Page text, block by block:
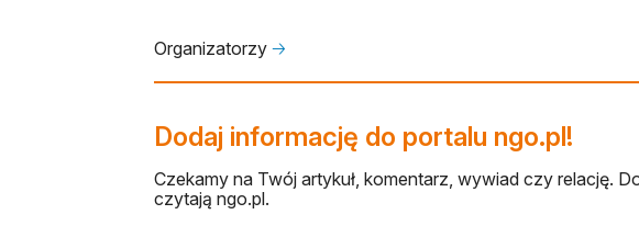
Organizatorzy 🡢
Dodaj informację do portalu ngo.pl!
Czekamy na Twój artykuł, komentarz, wywiad czy relację.
czytają ngo.pl.